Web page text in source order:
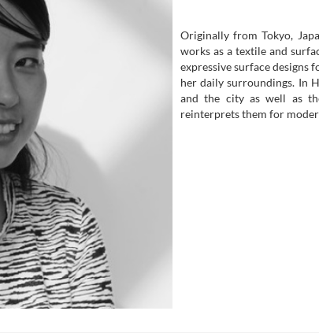
Originally from Tokyo,
works as a textile and
expressive surface designs
her daily surroundings. In
and the city as well as
reinterprets them for